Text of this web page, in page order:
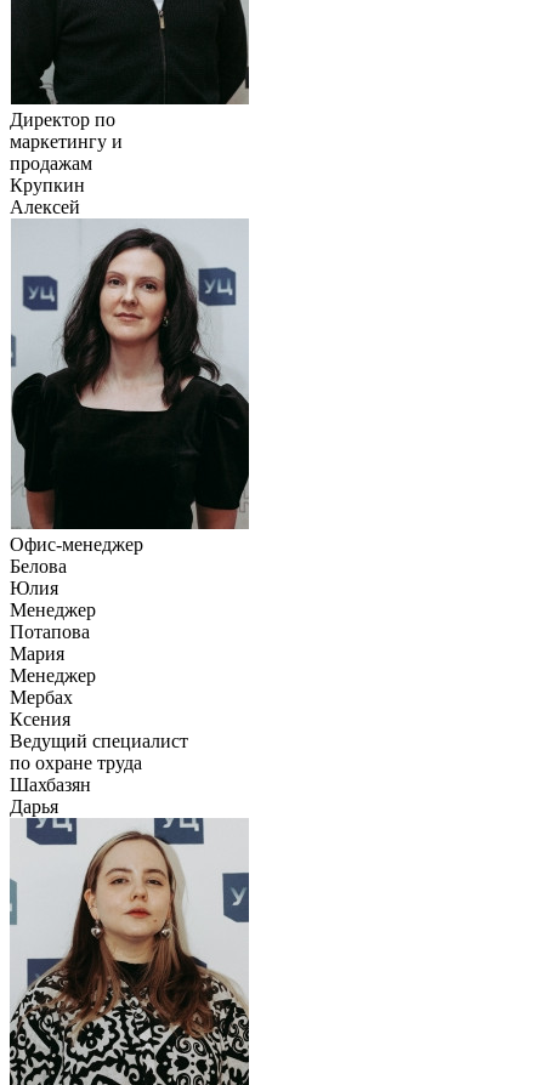
Директор по
маркетингу и
продажам
Крупкин
Алексей
Офис-менеджер
Белова
Юлия
Менеджер
Потапова
Мария
Менеджер
Мербах
Ксения
Ведущий специалист
по охране труда
Шахбазян
Дарья